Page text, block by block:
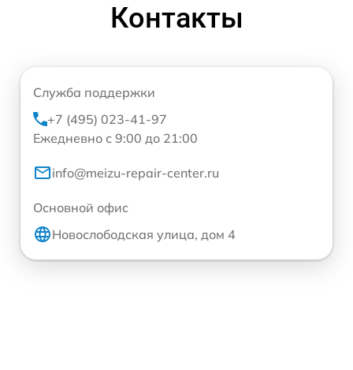
Контакты
Служба поддержки
+7 (495) 023-41-97
Ежедневно с 9:00 до 21:00
info@meizu-repair-center.ru
Основной офис
Новослободская улица, дом 4